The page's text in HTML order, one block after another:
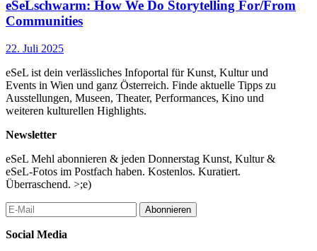
eSeLschwarm: How We Do Storytelling For/From
Communities
22. Juli 2025
eSeL ist dein verlässliches Infoportal für Kunst, Kultur und
Events in Wien und ganz Österreich. Finde aktuelle Tipps zu
Ausstellungen, Museen, Theater, Performances, Kino und
weiteren kulturellen Highlights.
Newsletter
eSeL Mehl abonnieren & jeden Donnerstag Kunst, Kultur &
eSeL-Fotos im Postfach haben. Kostenlos. Kuratiert.
Überraschend. >;e)
Abonnieren
Social Media